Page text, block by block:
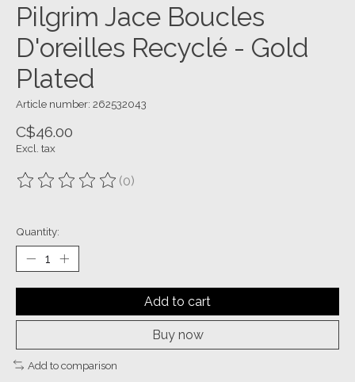
Pilgrim Jace Boucles
D'oreilles Recyclé - Gold
Plated
Article number: 262532043
C$46.00
Excl. tax
The rating of this product is
(0)
Quantity:
Add to cart
Buy now
Add to comparison